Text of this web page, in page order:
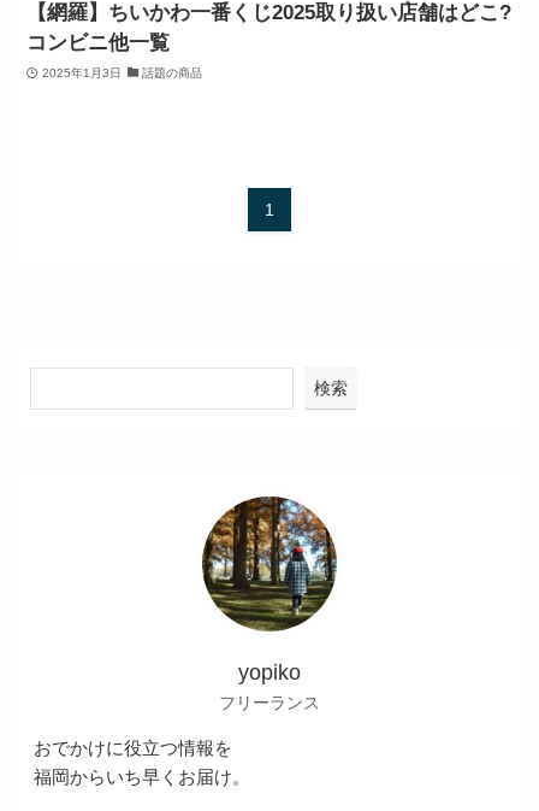
【網羅】ちいかわ一番くじ2025取り扱い店舗はどこ?
コンビニ他一覧
2025年1月3日 話題の商品
1
検索
yopiko
フリーランス
おでかけに役立つ情報を
福岡からいち早くお届け。